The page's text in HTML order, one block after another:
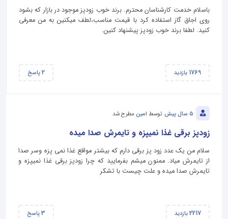
باسلام خدمت کارشناسان محترم. برند خوب زودپز موجود در بازار که بشود
روی اجاق گاز استفاده کرد با قیمت مناسب،لطف میکنین به من معرفی
کنید. لطفا برند خوب زودپز پیشنهاد کنین.
1769 بازدید 2پاسخ
5 سال پیش توسط امین مطرح شد
زودپز برقی غذا نمیپزه و تایمرش صدا میده
سلام من یک عدد زود پز برقی دارم که بیشتر مواقع غذا نمی پزه وسر صدا
از تایمرش میاد. ممنون میشم بفرمایید که چرا زودپز برقی غذا نمیپزه و
تایمرش صدا میده و علت چیست با تشکر
2217بازدید 3پاسخ